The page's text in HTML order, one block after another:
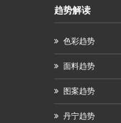
趋势解读
色彩趋势
面料趋势
图案趋势
丹宁趋势